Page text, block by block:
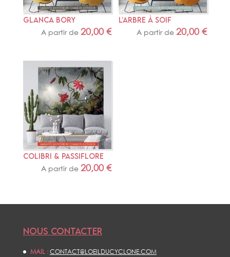
GLANCA BORY
A partir de 20,00 €
L’ARBRE À SOIF
A partir de20,00€
COLIBRI & PASSIFLORE
A partir de 20,00 €
NOUS CONTACTER
MAIL :CONTACT@LOEILDUCYCLONE.COM